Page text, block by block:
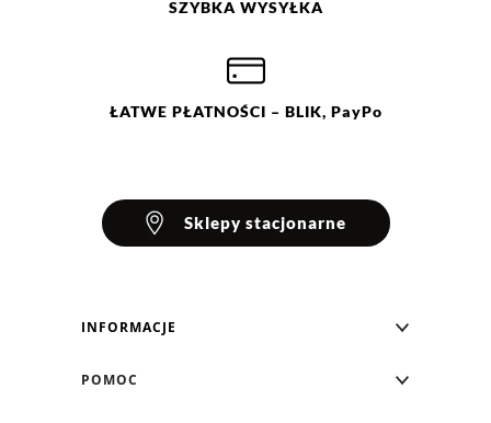
SZYBKA WYSYŁKA
ŁATWE PŁATNOŚCI – BLIK, PayPo
Sklepy stacjonarne
INFORMACJE
POMOC